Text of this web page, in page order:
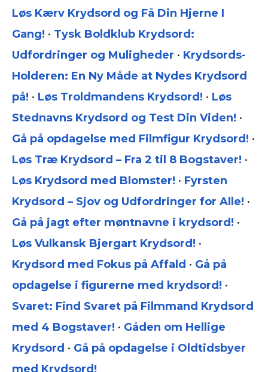
Løs Kærv Krydsord og Få Din Hjerne I
Gang! • Tysk Boldklub Krydsord:
Udfordringer og Muligheder • Krydsords-
Holderen: En Ny Måde at Nydes Krydsord
på! • Løs Troldmandens Krydsord! • Løs
Stednavns Krydsord og Test Din Viden! •
Gå på opdagelse med Filmfigur Krydsord! •
Løs Træ Krydsord – Fra 2 til 8 Bogstaver! •
Løs Krydsord med Blomster! • Fyrsten
Krydsord – Sjov og Udfordringer for Alle! •
Gå på jagt efter møntnavne i krydsord! •
Løs Vulkansk Bjergart Krydsord! •
Krydsord med Fokus på Affald • Gå på
opdagelse i figurerne med krydsord! •
Svaret: Find Svaret på Filmmand Krydsord
med 4 Bogstaver! • Gåden om Hellige
Krydsord • Gå på opdagelse i Oldtidsbyer
med Krydsord!